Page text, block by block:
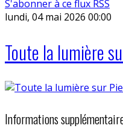
S'abonner à ce flux RSS
lundi, 04 mai 2026 00:00
Toute la lumière
Informations